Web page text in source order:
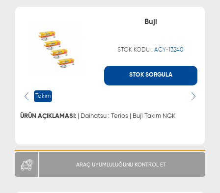
Buji
STOK KODU :ACY-13240
STOK SORGULA
Takım
ÜRÜN AÇIKLAMASI: | Daihatsu : Terios | Buji Takım NGK
ARAÇ UYUMLULUĞUNU KONTROL ET